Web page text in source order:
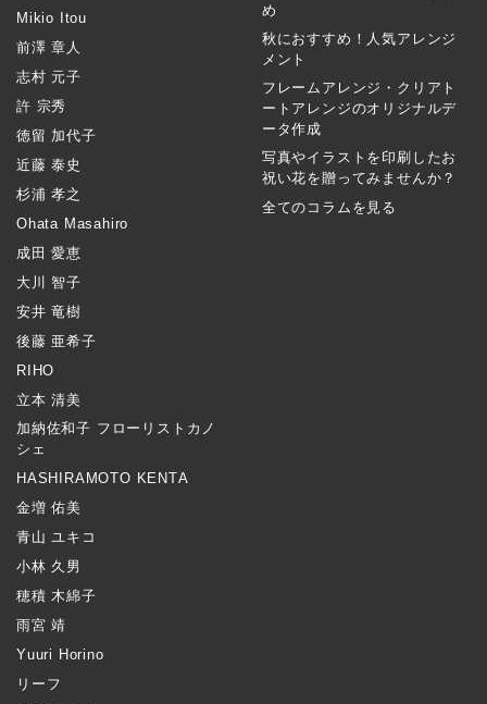
Mikio Itou
前澤 章人
志村 元子
許 宗秀
徳留 加代子
近藤 泰史
杉浦 孝之
Ohata Masahiro
成田 愛恵
大川 智子
安井 竜樹
後藤 亜希子
RIHO
立本 清美
加納佐和子 フローリストカノ
シェ
HASHIRAMOTO KENTA
金増 佑美
青山 ユキコ
小林 久男
穂積 木綿子
雨宮 靖
Yuuri Horino
リーフ
め
秋におすすめ！人気アレンジ
メント
フレームアレンジ・クリアト
ートアレンジのオリジナルデ
ータ作成
写真やイラストを印刷したお
祝い花を贈ってみませんか？
全てのコラムを見る